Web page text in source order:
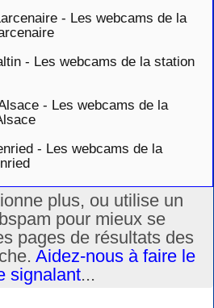
- Les webcams de la
- Les webcams de la station
- Les webcams de la
- Les webcams de la
plus, ou utilise un
pour mieux se
pages de résultats des
Aidez-nous à faire le
signalant...